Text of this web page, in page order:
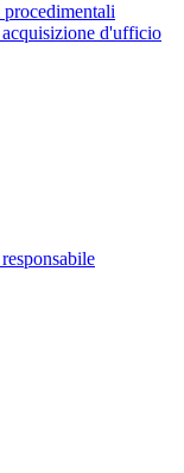
d'ufficio